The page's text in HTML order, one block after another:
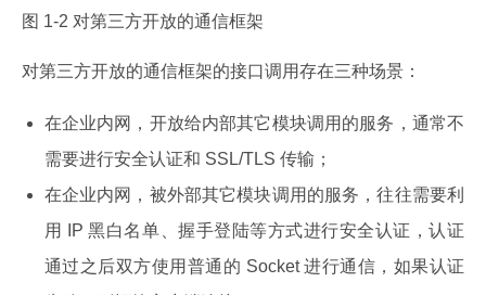
图 1-2 对第三方开放的通信框架
对第三方开放的通信框架的接口调用存在三种场景：
在企业内网，开放给内部其它模块调用的服务，通常不
需要进行安全认证和 SSL/TLS 传输；
在企业内网，被外部其它模块调用的服务，往往需要利
用 IP 黑白名单、握手登陆等方式进行安全认证，认证
通过之后双方使用普通的 Socket 进行通信，如果认证